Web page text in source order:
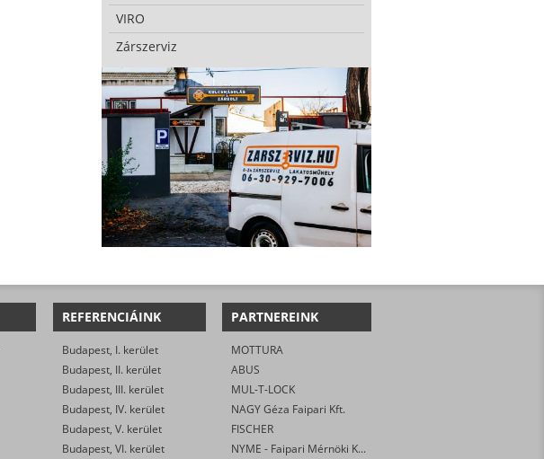
VIRO
Zárszerviz
REFERENCIÁINK
Budapest, I. kerület
Budapest, II. kerület
Budapest, III. kerület
Budapest, IV. kerület
Budapest, V. kerület
Budapest, VI. kerület
PARTNEREINK
MOTTURA
ABUS
MUL-T-LOCK
NAGY Géza Faipari Kft.
FISCHER
NYME - Faipari Mérnöki Kar